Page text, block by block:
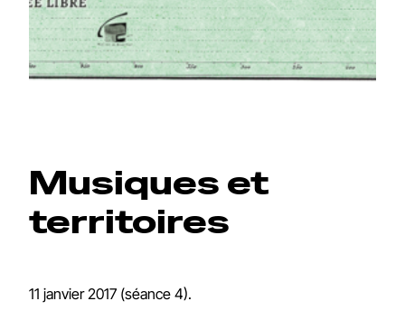
Musiques et
territoires
11 janvier 2017 (séance 4).